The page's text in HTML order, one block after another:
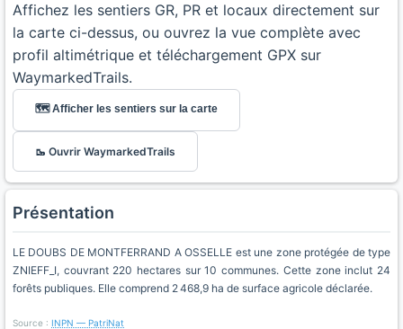
Affichez les sentiers GR, PR et locaux directement sur
la carte ci-dessus, ou ouvrez la vue complète avec
profil altimétrique et téléchargement GPX sur
WaymarkedTrails.
🗺️ Afficher les sentiers sur la carte
🥾 Ouvrir WaymarkedTrails
Présentation
LE DOUBS DE MONTFERRAND A OSSELLE est une zone protégée de type
ZNIEFF_I, couvrant 220 hectares sur 10 communes. Cette zone inclut 24
forêts publiques. Elle comprend 2 468,9 ha de surface agricole déclarée.
Source : INPN — PatriNat